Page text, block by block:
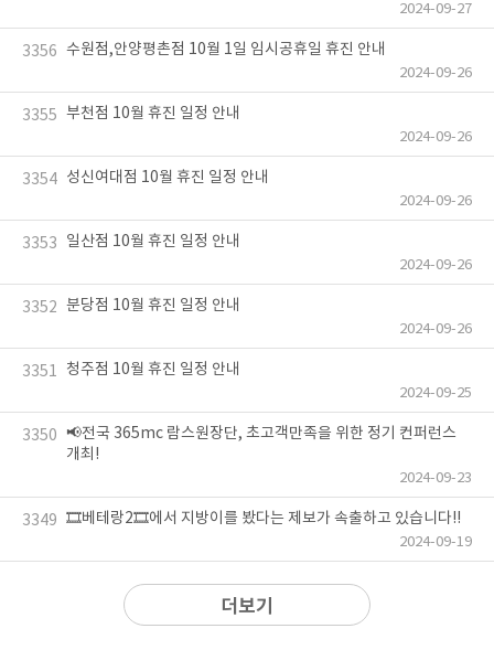
2024-09-27
3356 수원점,안양평촌점 10월 1일 임시공휴일 휴진 안내
2024-09-26
3355 부천점 10월 휴진 일정 안내
2024-09-26
3354 성신여대점 10월 휴진 일정 안내
2024-09-26
3353 일산점 10월 휴진 일정 안내
2024-09-26
3352 분당점 10월 휴진 일정 안내
2024-09-26
3351 청주점 10월 휴진 일정 안내
2024-09-25
3350
📢전국 365mc 람스원장단, 초고객만족을 위한 정기 컨퍼런스
개최!
2024-09-23
3349 🎞️베테랑2🎞️에서 지방이를 봤다는 제보가 속출하고 있습니다!!
2024-09-19
더보기